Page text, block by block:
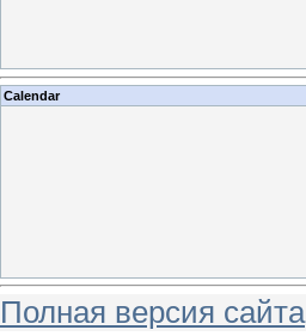
Calendar
Полная версия сайта